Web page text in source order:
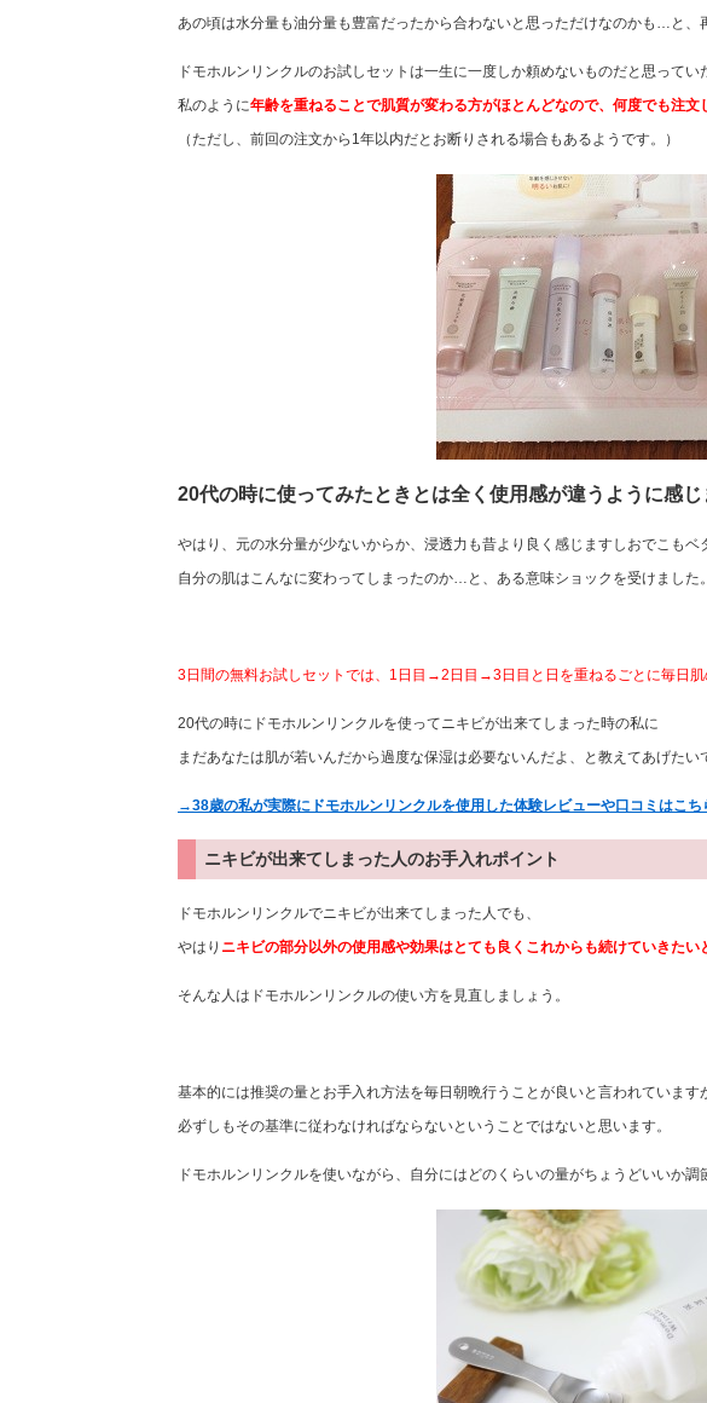
あの頃は水分量も油分量も豊富だったから合わないと思っただけなのかも…と、
ドモホルンリンクルのお試しセットは一生に一度しか頼めないものだと思ってい
私のように年齢を重ねることで肌質が変わる方がほとんどなので、何度でも注文
（ただし、前回の注文から1年以内だとお断りされる場合もあるようです。）
20代の時に使ってみたときとは全く使用感が違うように感じ
やはり、元の水分量が少ないからか、浸透力も昔より良く感じますしおでこもベ
自分の肌はこんなに変わってしまったのか…と、ある意味ショックを受けました
3日間の無料お試しセットでは、1日目→2日目→3日目と日を重ねるごとに毎日肌
20代の時にドモホルンリンクルを使ってニキビが出来てしまった時の私に
まだあなたは肌が若いんだから過度な保湿は必要ないんだよ、と教えてあげたい
→38歳の私が実際にドモホルンリンクルを使用した体験レビューや口コミはこち
ニキビが出来てしまった人のお手入れポイント
ドモホルンリンクルでニキビが出来てしまった人でも、
やはり ニキビの部分以外の使用感や効果はとても良くこれからも続けていきたい
そんな人はドモホルンリンクルの使い方を見直しましょう。
基本的には推奨の量とお手入れ方法を毎日朝晩行うことが良いと言われています
必ずしもその基準に従わなければならないということではないと思います。
ドモホルンリンクルを使いながら、自分にはどのくらいの量がちょうどいいか調